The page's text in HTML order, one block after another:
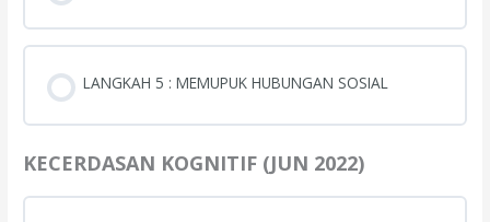
LANGKAH 5 : MEMUPUK HUBUNGAN SOSIAL
KECERDASAN KOGNITIF (JUN 2022)